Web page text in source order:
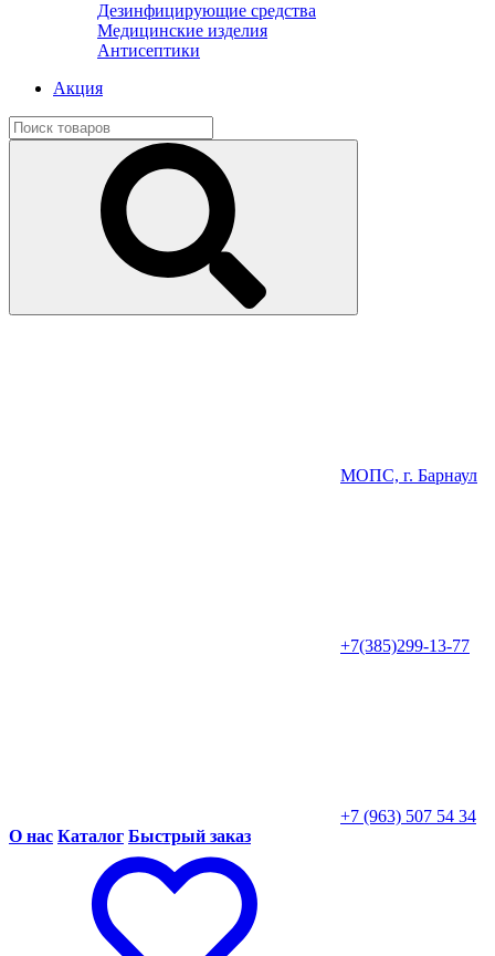
Дезинфицирующие средства
Медицинские изделия
Антисептики
Акция
МОПС, г. Барнаул
+7(385)299-13-77
+7 (963) 507 54 34
О нас Каталог Быстрый заказ